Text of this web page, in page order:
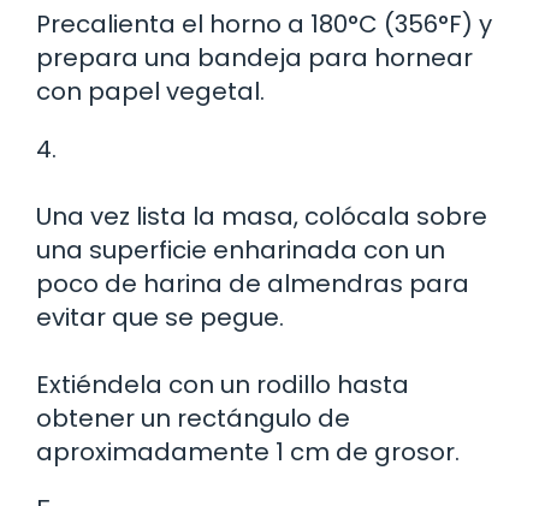
Precalienta el horno a 180°C (356°F) y
prepara una bandeja para hornear
con papel vegetal.
4.
Una vez lista la masa, colócala sobre
una superficie enharinada con un
poco de harina de almendras para
evitar que se pegue.
Extiéndela con un rodillo hasta
obtener un rectángulo de
aproximadamente 1 cm de grosor.